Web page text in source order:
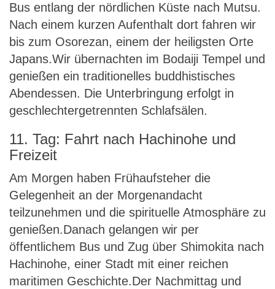
Bus entlang der nördlichen Küste nach Mutsu.
Nach einem kurzen Aufenthalt dort fahren wir
bis zum Osorezan, einem der heiligsten Orte
Japans.Wir übernachten im Bodaiji Tempel und
genießen ein traditionelles buddhistisches
Abendessen. Die Unterbringung erfolgt in
geschlechtergetrennten Schlafsälen.
11. Tag: Fahrt nach Hachinohe und
Freizeit
Am Morgen haben Frühaufsteher die
Gelegenheit an der Morgenandacht
teilzunehmen und die spirituelle Atmosphäre zu
genießen.Danach gelangen wir per
öffentlichem Bus und Zug über Shimokita nach
Hachinohe, einer Stadt mit einer reichen
maritimen Geschichte.Der Nachmittag und